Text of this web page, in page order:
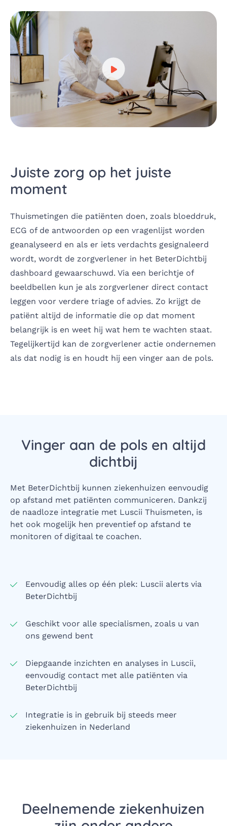
Bekijk video over Zo
Juiste zorg op het juiste
moment
Thuismetingen die patiënten doen, zoals bloeddruk,
ECG of de antwoorden op een vragenlijst worden
geanalyseerd en als er iets verdachts gesignaleerd
wordt, wordt de zorgverlener in het BeterDichtbij
dashboard gewaarschuwd. Via een berichtje of
beeldbellen kun je als zorgverlener direct contact
leggen voor verdere triage of advies. Zo krijgt de
patiënt altijd de informatie die op dat moment
belangrijk is en weet hij wat hem te wachten staat.
Tegelijkertijd kan de zorgverlener actie ondernemen
als dat nodig is en houdt hij een vinger aan de pols.
Vinger aan de pols en altijd
dichtbij
Met BeterDichtbij kunnen ziekenhuizen eenvoudig
op afstand met patiënten communiceren. Dankzij
de naadloze integratie met Luscii Thuismeten, is
het ook mogelijk hen preventief op afstand te
monitoren of digitaal te coachen.
Eenvoudig alles op één plek: Luscii alerts via
BeterDichtbij
Geschikt voor alle specialismen, zoals u van
ons gewend bent
Diepgaande inzichten en analyses in Luscii,
eenvoudig contact met alle patiënten via
BeterDichtbij
Integratie is in gebruik bij steeds meer
ziekenhuizen in Nederland
Deelnemende ziekenhuizen